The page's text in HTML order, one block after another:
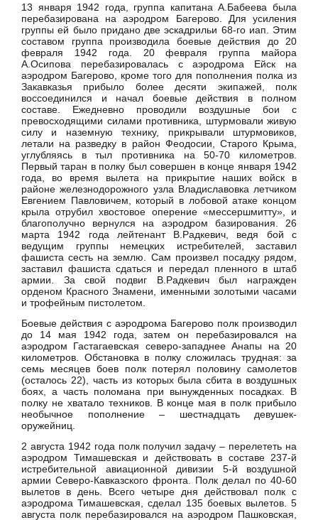
13 января 1942 года, группа капитана А.Бабеева была
перебазирована на аэродром Багерово. Для усиления
группы ей было придано две эскадрильи 68-го иап. Этим
составом группа производила боевые действия до 20
февраля 1942 года. 20 февраля группа майора
А.Осипова перебазировалась с аэродрома Ейск на
аэродром Багерово, кроме того для пополнения полка из
Закавказья прибыло более десяти экипажей, полк
воссоединился и начал боевые действия в полном
составе. Ежедневно проводили воздушные бои с
превосходящими силами противника, штурмовали живую
силу и наземную технику, прикрывали штурмовиков,
летали на разведку в район Феодосии, Старого Крыма,
углубляясь в тыл противника на 50-70 километров.
Первый таран в полку был совершен в конце января 1942
года, во время вылета на прикрытие наших войск в
районе железнодорожного узла Владиславовка летчиком
Евгением Павловичем, который в лобовой атаке концом
крыла отрубил хвостовое оперение «мессершмитту», и
благополучно вернулся на аэродром базирования. 26
марта 1942 года лейтенант В.Радкевич, ведя бой с
ведущим группы немецких истребителей, заставил
фашиста сесть на землю. Сам произвел посадку рядом,
заставил фашиста сдаться и передал пленного в штаб
армии. За свой подвиг В.Радкевич был награжден
орденом Красного Знамени, именными золотыми часами
и трофейным пистолетом.
Боевые действия с аэродрома Багерово полк производил
до 14 мая 1942 года, затем он перебазировался на
аэродром Гастагаевская северо-западнее Анапы на 20
километров. Обстановка в полку сложилась трудная: за
семь месяцев боев полк потерял половину самолетов
(осталось 22), часть из которых была сбита в воздушных
боях, а часть поломана при вынужденных посадках. В
полку не хватало техников. В конце мая в полк прибыло
необычное пополнение – шестнадцать девушек-
оружейниц.
2 августа 1942 года полк получил задачу – перелететь на
аэродром Тимашевская и действовать в составе 237-й
истребительной авиационной дивизии 5-й воздушной
армии Северо-Кавказского фронта. Полк делал по 40-60
вылетов в день. Всего четыре дня действовал полк с
аэродрома Тимашевская, сделал 135 боевых вылетов. 5
августа полк перебазировался на аэродром Пашковская,